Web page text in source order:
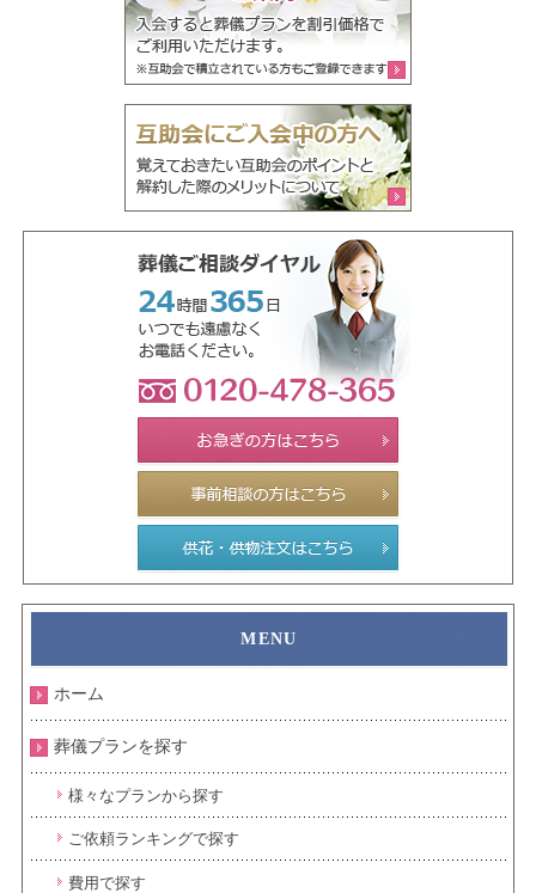
ホーム
葬儀プランを探す
様々なプランから探す
ご依頼ランキングで探す
費用で探す